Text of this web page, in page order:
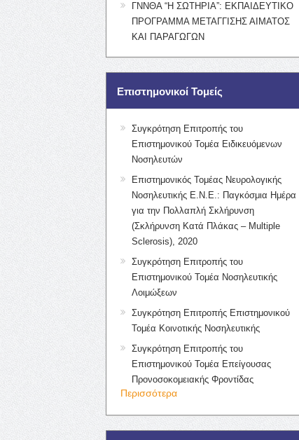
ΓΝΝΘΑ “Η ΣΩΤΗΡΙΑ”: ΕΚΠΑΙΔΕΥΤΙΚΟ
ΠΡΟΓΡΑΜΜΑ ΜΕΤΑΓΓΙΣΗΣ ΑΙΜΑΤΟΣ
ΚΑΙ ΠΑΡΑΓΩΓΩΝ
Επιστημονικοί Τομείς
Συγκρότηση Επιτροπής του
Επιστημονικού Τομέα Ειδικευόμενων
Νοσηλευτών
Επιστημονικός Τομέας Νευρολογικής
Νοσηλευτικής Ε.Ν.Ε.: Παγκόσμια Ημέρα
για την Πολλαπλή Σκλήρυνση
(Σκλήρυνση Κατά Πλάκας – Multiple
Sclerosis), 2020
Συγκρότηση Επιτροπής του
Επιστημονικού Τομέα Νοσηλευτικής
Λοιμώξεων
Συγκρότηση Επιτροπής Επιστημονικού
Τομέα Κοινοτικής Νοσηλευτικής
Συγκρότηση Επιτροπής του
Επιστημονικού Τομέα Επείγουσας
Προνοσοκομειακής Φροντίδας
Περισσότερα